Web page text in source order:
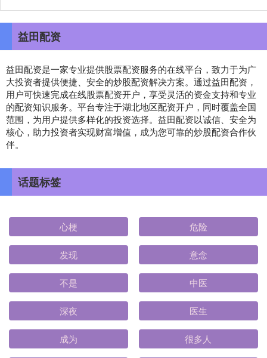
益田配资
益田配资是一家专业提供股票配资服务的在线平台，致力于为广
大投资者提供便捷、安全的炒股配资解决方案。通过益田配资，
用户可快速完成在线股票配资开户，享受灵活的资金支持和专业
的配资知识服务。平台专注于湖北地区配资开户，同时覆盖全国
范围，为用户提供多样化的投资选择。益田配资以诚信、安全为
核心，助力投资者实现财富增值，成为您可靠的炒股配资合作伙
伴。
话题标签
心梗 危险
发现 意念
不是 中医
深夜 医生
成为 很多人